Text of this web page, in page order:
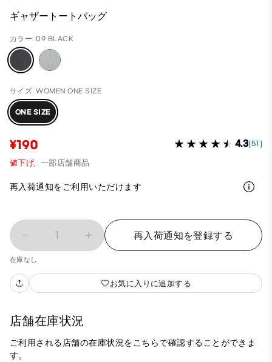
ギャザートートバッグ
カラー: 09 BLACK
サイズ: WOMEN ONE SIZE
ONE SIZE
¥190 4.3(51)
値下げ, 一部店舗商品
再入荷通知をご利用いただけます
1 再入荷通知を登録する
在庫なし
お気に入りに追加する
店舗在庫状況
ご利用される店舗の在庫状況をこちらで確認することができま
す。